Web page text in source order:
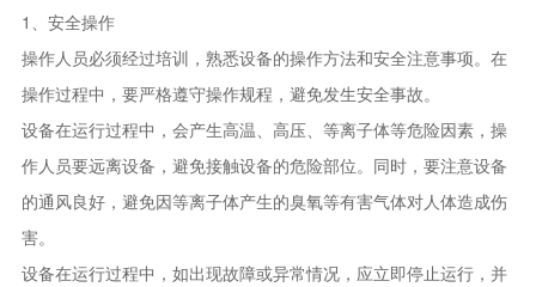
1、安全操作
操作人员必须经过培训，熟悉设备的操作方法和安全注意事项。在
操作过程中，要严格遵守操作规程，避免发生安全事故。
设备在运行过程中，会产生高温、高压、等离子体等危险因素，操
作人员要远离设备，避免接触设备的危险部位。同时，要注意设备
的通风良好，避免因等离子体产生的臭氧等有害气体对人体造成伤
害。
设备在运行过程中，如出现故障或异常情况，应立即停止运行，并